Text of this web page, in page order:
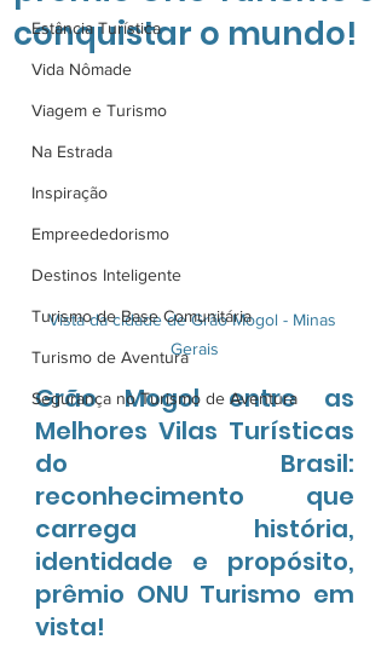
Estância Turística
Vida Nômade
Viagem e Turismo
Na Estrada
Inspiração
Empreededorismo
Destinos Inteligente
Turismo de Base Comunitária
Turismo de Aventura
Segurança no Turismo de Aventura
conquistar o mundo!
Vista da cidade de Grão Mogol - Minas
Gerais
Grão Mogol entre as
Melhores Vilas Turísticas
do Brasil:
reconhecimento que
carrega história,
identidade e propósito,
prêmio ONU Turismo em
vista!